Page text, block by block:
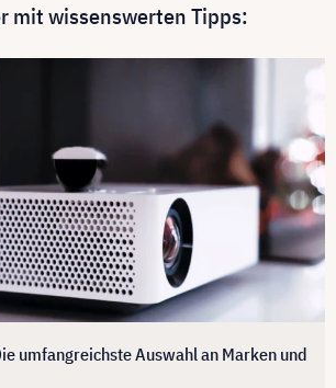
mit wissenswerten Tipps:
umfangreichste Auswahl an Marken und